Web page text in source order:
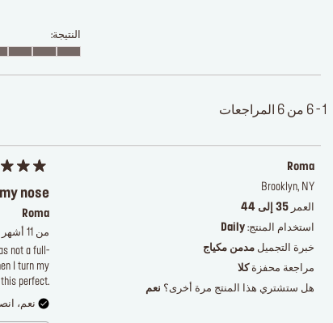
النتيجة:
1 - 6 من 6 المراجعات
Roma
Brooklyn, NY
العمر 35 إلى 44
استخدام المنتج: Daily
خبرة التجميل مدمن مكياج
مراجعة محفزة كلا
هل ستشتري هذا المنتج مرة أخرى؟ نعم
nose
Roma
من 11 أشهر
not a full-
I turn my
perfect.
نعم،